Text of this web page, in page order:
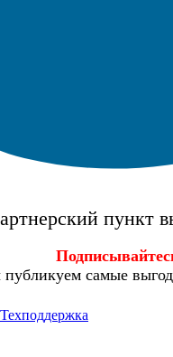
пункт
публикуем самые
Техподдержка